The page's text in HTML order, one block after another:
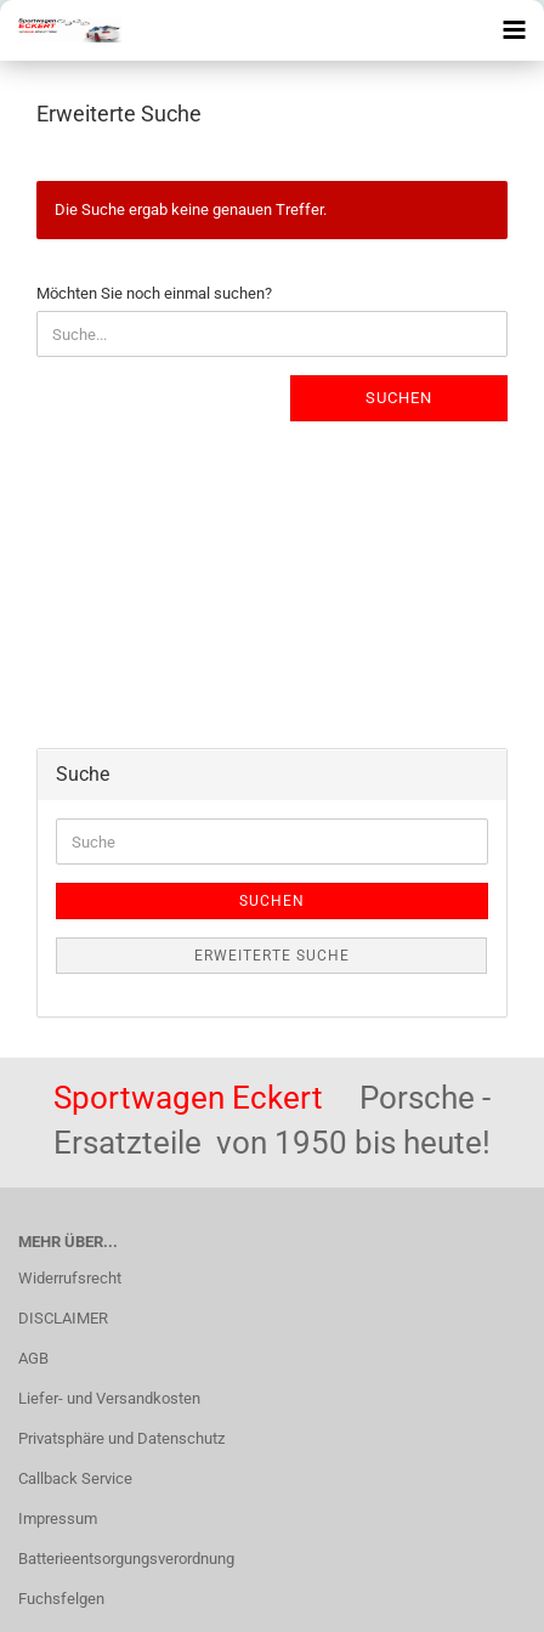
Erweiterte Suche
Die Suche ergab keine genauen Treffer.
MÖCHTEN
SIE
NOCH
EINMAL
Möchten Sie noch einmal suchen?
SUCHEN
Suche
SUCHEN
ERWEITERTE SUCHE
Sportwagen Eckert Porsche -
Ersatzteile von 1950 bis heute!
MEHR ÜBER...
Widerrufsrecht
DISCLAIMER
AGB
Liefer- und Versandkosten
Privatsphäre und Datenschutz
Callback Service
Impressum
Batterieentsorgungsverordnung
Fuchsfelgen